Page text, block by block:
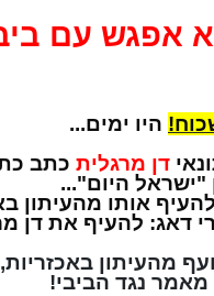
אפגש עם
היו ימים...
דן מרגלית כתב
"ישראל היום"...
אותו מהעיתון
דאג: להעיף את דן
מהעיתון
נגד הביבי!